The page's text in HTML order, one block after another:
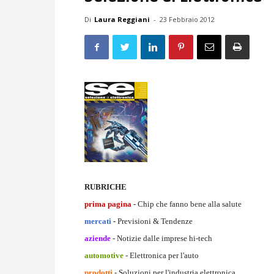
Di Laura Reggiani - 23 Febbraio 2012
RUBRICHE
prima pagina - Chip che fanno bene alla salute
mercati - Previsioni & Tendenze
aziende - Notizie dalle imprese hi-tech
automotive - Elettronica per l'auto